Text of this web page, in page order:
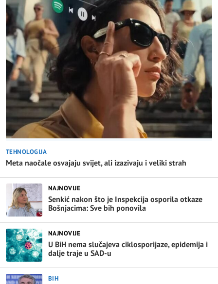
TEHNOLOGIJA
Meta naočale osvajaju svijet, ali izazivaju i veliki strah
NAJNOVIJE
Senkić nakon što je Inspekcija osporila otkaze
Bošnjacima: Sve bih ponovila
NAJNOVIJE
U BiH nema slučajeva ciklosporijaze, epidemija i
dalje traje u SAD-u
BIH